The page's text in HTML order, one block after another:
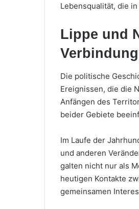
Lebensqualität, die
Lippe und
Verbindung
Die politische
Ereignissen, die die
Anfängen des
beider Gebiete
Im Laufe der
und anderen
galten nicht nur als
heutigen Kontakte
gemeinsamen